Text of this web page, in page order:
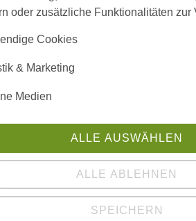
900.000-Euro-Exit
oder zusätzliche Funktionalitäten zur
Cookies
& Marketing
Medien
ALLE AUSWÄHLEN
ALLE ABLEHNEN
SPEICHERN